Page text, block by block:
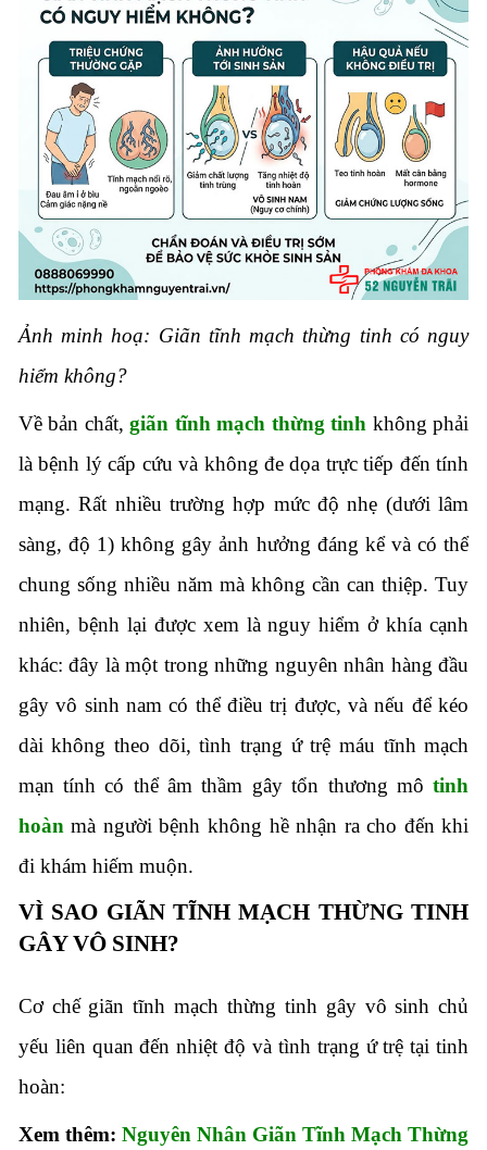
Ảnh minh hoạ: Giãn tĩnh mạch thừng tinh có nguy
hiểm không?
Về bản chất,giãn tĩnh mạch thừng tinh không phải
là bệnh lý cấp cứu và không đe dọa trực tiếp đến tính
mạng. Rất nhiều trường hợp mức độ nhẹ (dưới lâm
sàng, độ 1) không gây ảnh hưởng đáng kể và có thể
chung sống nhiều năm mà không cần can thiệp. Tuy
nhiên, bệnh lại được xem là nguy hiểm ở khía cạnh
khác: đây là một trong những nguyên nhân hàng đầu
gây vô sinh nam có thể điều trị được, và nếu để kéo
dài không theo dõi, tình trạng ứ trệ máu tĩnh mạch
mạn tính có thể âm thầm gây tổn thương môtinh
hoànmà người bệnh không hề nhận ra cho đến khi
đi khám hiếm muộn.
VÌ SAO GIÃN TĨNH MẠCH THỪNG TINH
GÂY VÔ SINH?
Cơ chế giãn tĩnh mạch thừng tinh gây vô sinh chủ
yếu liên quan đến nhiệt độ và tình trạng ứ trệ tại tinh
hoàn:
Xem thêm: Nguyên Nhân Giãn Tĩnh Mạch Thừng